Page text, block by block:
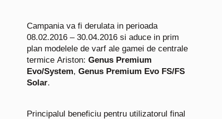
Campania va fi derulata in perioada
08.02.2016 – 30.04.2016 si aduce in prim
plan modelele de varf ale gamei de centrale
termice Ariston: Genus Premium
Evo/System, Genus Premium Evo FS/FS
Solar.
Principalul beneficiu pentru utilizatorul final